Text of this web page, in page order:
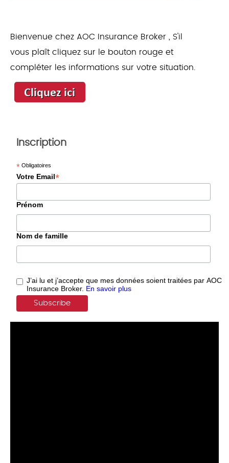
Bienvenue chez AOC Insurance Broker , S'il
vous plaît cliquez sur le bouton rouge et
compléter les informations sur votre situation.
Inscription
* Obligatoires
Votre Email*
Prénom
Nom de famille
J’ai lu et j’accepte que mes données soient traitées par AOC
Insurance Broker. En savoir plus